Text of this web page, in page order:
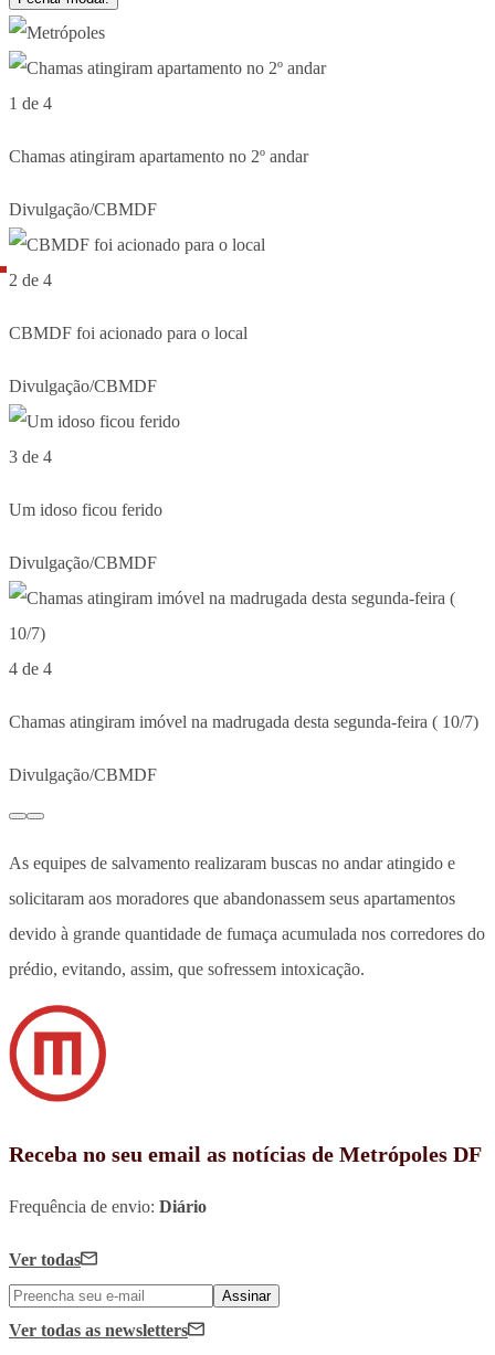
1 de 4
Chamas atingiram apartamento no 2º andar
Divulgação/CBMDF
2 de 4
CBMDF foi acionado para o local
Divulgação/CBMDF
3 de 4
Um idoso ficou ferido
Divulgação/CBMDF
4 de 4
Chamas atingiram imóvel na madrugada desta segunda-feira ( 10/7)
Divulgação/CBMDF
As equipes de salvamento realizaram buscas no andar atingido e
solicitaram aos moradores que abandonassem seus apartamentos
devido à grande quantidade de fumaça acumulada nos corredores do
prédio, evitando, assim, que sofressem intoxicação.
Receba no seu email as notícias de Metrópoles DF
Frequência de envio: Diário
Ver todas
Assinar
Ver todas as newsletters